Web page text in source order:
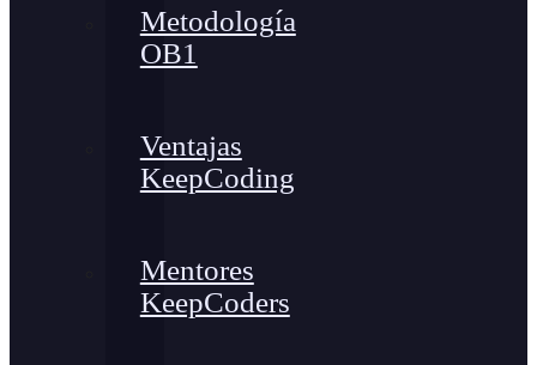
Metodología
OB1
Ventajas
KeepCoding
Mentores
KeepCoders